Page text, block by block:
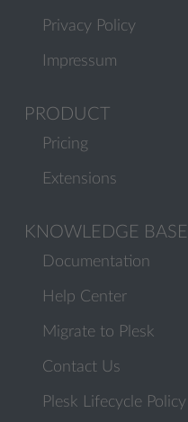
Privacy Policy
Impressum
PRODUCT
Pricing
Extensions
KNOWLEDGE BASE
Documentation
Help Center
Migrate to Plesk
Contact Us
Plesk Lifecycle Policy